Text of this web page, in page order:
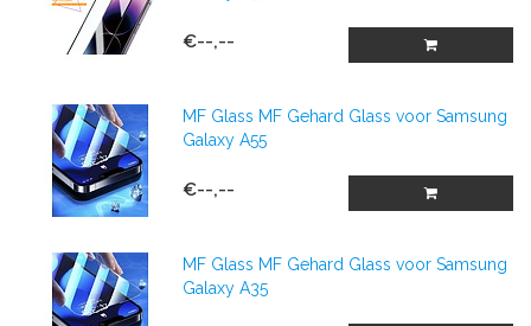
€--,--
MF Glass MF Gehard Glass voor Samsung
Galaxy A55
€--,--
MF Glass MF Gehard Glass voor Samsung
Galaxy A35